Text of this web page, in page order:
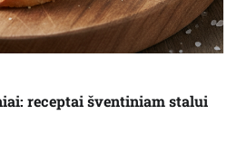
receptai šventiniam stalui